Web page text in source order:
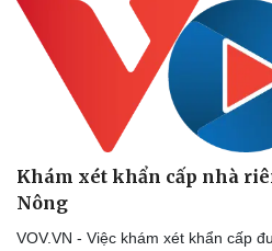
Khám xét khẩn cấp nhà
Nông
VOV.VN - Việc khám xét khẩn cấp